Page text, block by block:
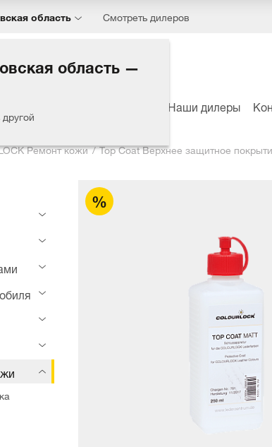
область
область —
Смотреть дилеров
Наши дилеры
Ремонт кожи Top Coat Верхнее защитное